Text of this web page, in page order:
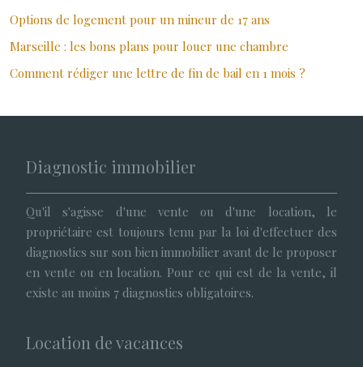
Options de logement pour un mineur de 17 ans
Marseille : les bons plans pour louer une chambre
Comment rédiger une lettre de fin de bail en 1 mois ?
Diagnostic immobilier
Qu'il s'agisse d'une vente ou d'une location, le
propriétaire est toujours tenu par la loi d'effectuer des
diagnostics sur son bien immobilier avant de le proposer
en vente ou en location. Pour ce qui est de la vente, il
existe au moins 7 diagnostics obligatoires.
Location de vacances